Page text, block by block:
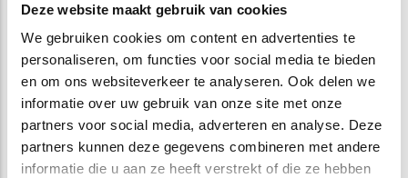
Deze website maakt gebruik van cookies
We gebruiken cookies om content en advertenties te
personaliseren, om functies voor social media te bieden
en om ons websiteverkeer te analyseren. Ook delen we
informatie over uw gebruik van onze site met onze
partners voor social media, adverteren en analyse. Deze
partners kunnen deze gegevens combineren met andere
informatie die u aan ze heeft verstrekt of die ze hebben
voor behoud en versterking van natuurwaarden
Benoemen van kansen en knelpunten voor het opheffen
van ruimtelijke barrières voor de migratie van
diersoorten
Ontwerpen van landschapselementen met een
meerwaarde voor de natuur
Inbrengen van technische specificaties voor het